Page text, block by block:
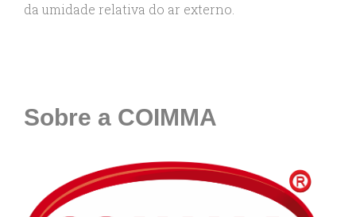
da umidade relativa do ar externo.
Sobre a COIMMA